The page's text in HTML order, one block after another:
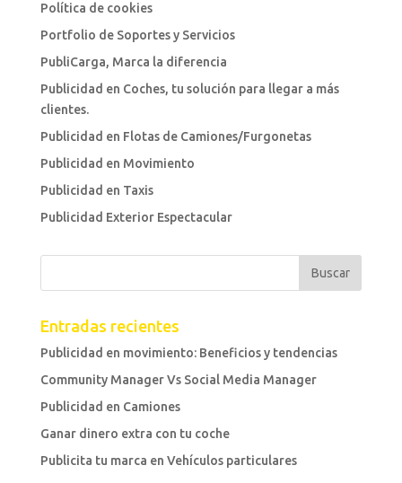
Política de cookies
Portfolio de Soportes y Servicios
PubliCarga, Marca la diferencia
Publicidad en Coches, tu solución para llegar a más
clientes.
Publicidad en Flotas de Camiones/Furgonetas
Publicidad en Movimiento
Publicidad en Taxis
Publicidad Exterior Espectacular
Entradas recientes
Publicidad en movimiento: Beneficios y tendencias
Community Manager Vs Social Media Manager
Publicidad en Camiones
Ganar dinero extra con tu coche
Publicita tu marca en Vehículos particulares